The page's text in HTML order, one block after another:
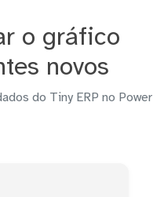
o gráfico
novos
do Tiny ERP no Power